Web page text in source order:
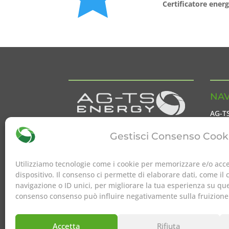
Gestisci Consenso
Utilizziamo tecnologie come i cookie per memorizzare e/o
dispositivo. Il consenso ci permette di elaborare dati, come il
navigazione o ID unici, per migliorare la tua esperienza su
consenso consenso può influire negativamente sulla
Accetta Rifiuta
Certificatore
dedicata al settore servizi energetici
Group
AG-